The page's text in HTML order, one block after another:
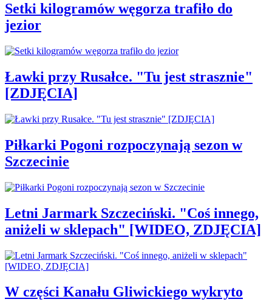
Setki kilogramów węgorza trafiło do
jezior
Ławki przy Rusałce. "Tu jest strasznie"
[ZDJĘCIA]
Piłkarki Pogoni rozpoczynają sezon w
Szczecinie
Letni Jarmark Szczeciński. "Coś innego,
aniżeli w sklepach" [WIDEO, ZDJĘCIA]
W części Kanału Gliwickiego wykryto